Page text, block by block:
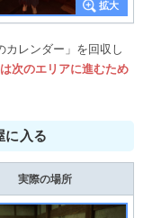
カレンダー」を回収し
次のエリアに進むため
に入る
実際の場所